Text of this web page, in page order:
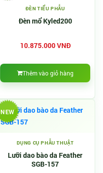
ĐÈN TIỂU PHẪU
Đèn mổ Kyled200
10.875.000 VNĐ
Thêm vào giỏ hàng
NEW
DỤNG CỤ PHẪU THUẬT
Lưỡi dao bào da Feather
SGB-157